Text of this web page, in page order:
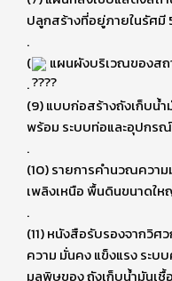
ปลูกสร้างที่อยู่ภายในรัศมี
.
(
แผนผังบริเวณของสถ
.
(9) แบบก่อสร้างถังเก็บน้
พร้อม ระบบท่อและอุปกร
.
(10) รายการคำนวณควา
เพลิงเหนือ พื้นดินขนาดให
.
(11) หนังสือรับรองจากวิ
ความ มั่นคง แข็งแรง ระ
มลพิษของ ถังเก็บน้ำมันเ